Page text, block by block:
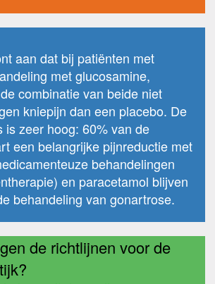
aan dat bij patiënten met
met glucosamine,
combinatie van beide niet
kniepijn dan een placebo. De
is zeer hoog: 60% van de
een belangrijke pijnreductie met
behandelingen
en paracetamol blijven
behandeling van gonartrose.
de richtlijnen voor de